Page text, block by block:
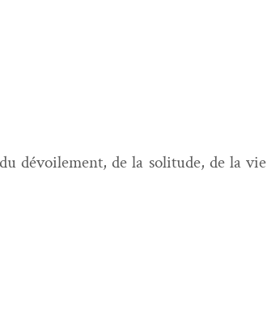
dévoile­ment, de la soli­tude, de la vie